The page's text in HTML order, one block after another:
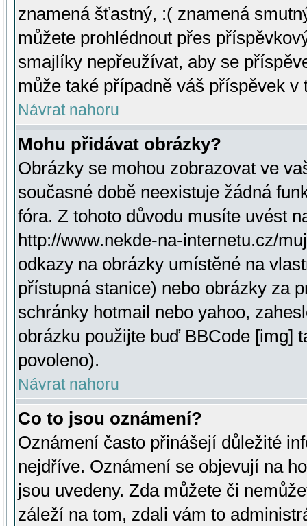
znamená šťastný, :( znamená
můžete prohlédnout přes
smajlíky nepřeužívat, aby se
může také případně váš příspěvek v
Návrat nahoru
Mohu přidávat obrázky?
Obrázky se mohou zobrazovat ve
současné době neexistuje žádná
fóra. Z tohoto důvodu musíte uvést
http://www.nekde-na-internetu.cz/
odkazy na obrázky umístěné na
přístupná stanice) nebo obrázky za
schránky hotmail nebo yahoo,
obrázku použijte buď BBCode [img]
povoleno).
Návrat nahoru
Co to jsou oznámení?
Oznámení často přinášejí důležité
nejdříve. Oznámení se objevují na
jsou uvedeny. Zda můžete či
záleží na tom, zdali vám to